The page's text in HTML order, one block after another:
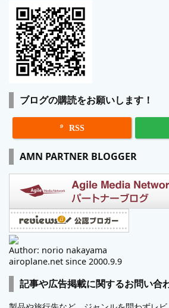
ブログの購読をお願いします！
 RSS
AMN PARTNER BLOGGER
Author: norio nakayama
airoplane.net since 2000.9.9
記事や広告掲載に関するお問い合